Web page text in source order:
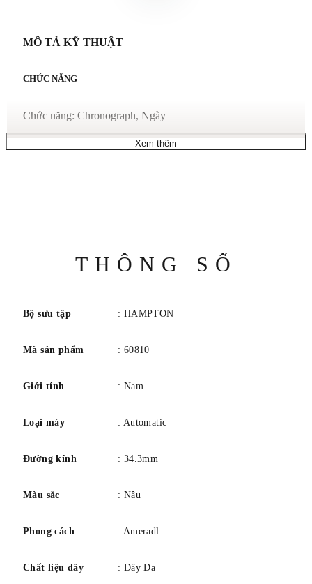
MÔ TẢ KỸ THUẬT
CHỨC NĂNG
Chức năng: Chronograph, Ngày
Tần số: 4 Hz / 28800 Vph
Kích thước: 48,4 mm x 34,3 mm
Kết thúc: Đánh bóng / hoàn thiện satin
Chóng trầy
quay số
Xem thêm
THÔNG SỐ
Bộ sưu tập : HAMPTON
Mã sản phẩm : 60810
Giới tính : Nam
Loại máy : Automatic
Đường kính : 34.3mm
Màu sắc : Nâu
Phong cách : Ameradl
Chất liệu dây : Dây Da